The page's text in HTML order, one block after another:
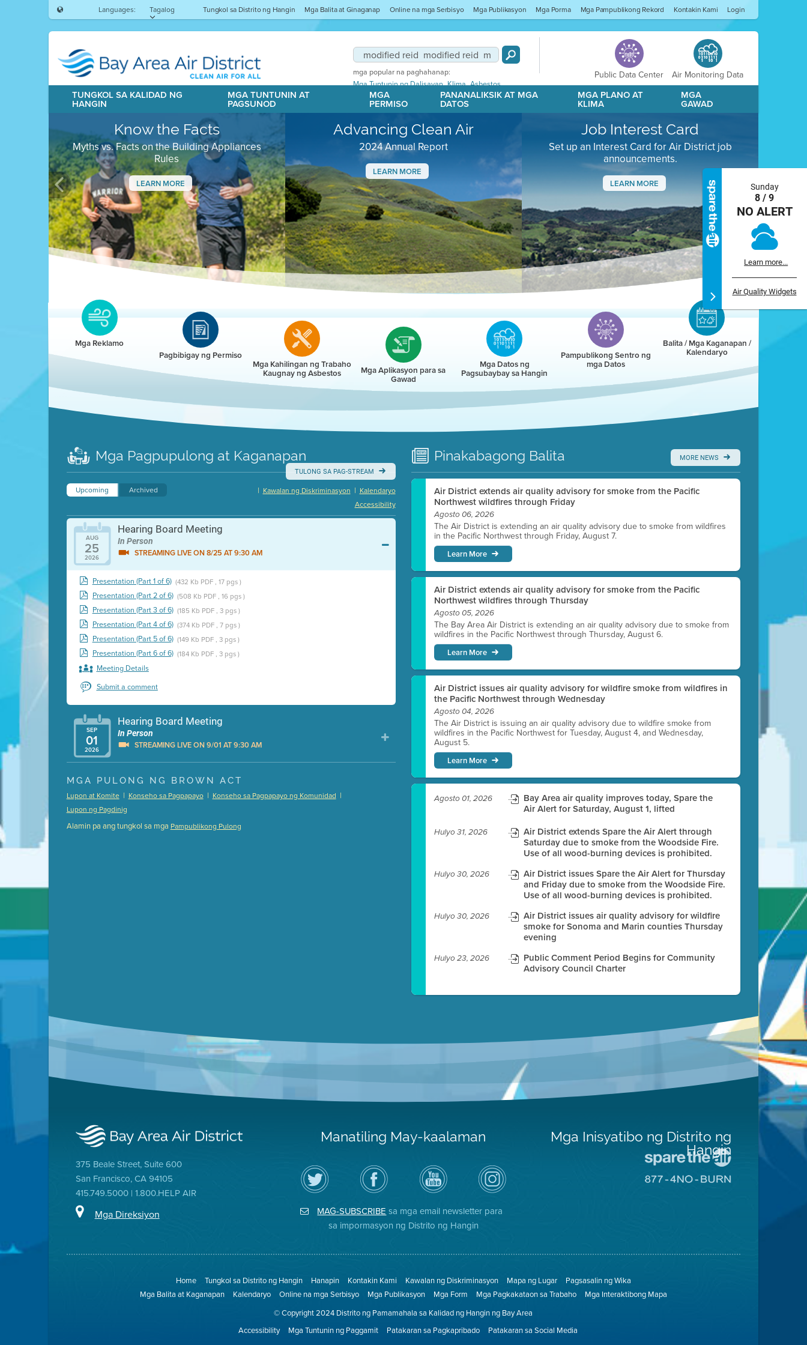
Languages: Tagalog Tungkol sa Distrito ng Hangin Mga Balita at Ginaganap Online na mga Serbisyo Mga Publikasyon Mga Porma Mga Pampublikong Rekord Kontakin Kami Login
mga popular na paghahanap:
Mga Tuntunin ng Dalisayan,Klima,Asbestos
Public Data Center Air Monitoring Data
TUNGKOL SA KALIDAD NG
HANGIN
MGA TUNTUNIN AT
PAGSUNOD
MGA
PERMISO
PANANALIKSIK AT MGA
DATOS
MGA PLANO AT
KLIMA
MGA
GAWAD
Know the Facts
Myths vs. Facts on the Building Appliances
Rules
LEARN MORE
Advancing Clean Air
2024 Annual Report
LEARN MORE
Job Interest Card
Set up an Interest Card for Air District job
announcements.
LEARN MORE
Clean HEET
Clean HEET helps homeowners remove and/or
replace wood-burning devices with electric
heat pumps.
LEARN MORE
Previous Next
Sunday
8 / 9
NO ALERT
Learn more...
Air Quality Widgets
Mga Reklamo
Pagbibigay ng Permiso
Mga Kahilingan ng Trabaho
Kaugnay ng Asbestos Mga Aplikasyon para sa
Gawad
Mga Datos ng
Pagsubaybay sa Hangin
Pampublikong Sentro ng
mga Datos
Balita / Mga Kaganapan /
Kalendaryo
Mga Pagpupulong at Kaganapan
TULONG SA PAG-STREAM
Upcoming Archived Kalendaryo
|
Kawalan ng Diskriminasyon
|
Accessibility
AUG
25
2026
Hearing Board Meeting
In Person
STREAMING LIVE ON 8/25 AT 9:30 AM
Presentation (Part 1 of 6) (432 Kb PDF , 17 pgs )
Presentation (Part 2 of 6) (508 Kb PDF , 16 pgs )
Presentation (Part 3 of 6) (185 Kb PDF , 3 pgs )
Presentation (Part 4 of 6) (374 Kb PDF , 7 pgs )
Presentation (Part 5 of 6) (149 Kb PDF , 3 pgs )
Presentation (Part 6 of 6) (184 Kb PDF , 3 pgs )
Meeting Details
Submit a comment
SEP
01
2026
Hearing Board Meeting
In Person
STREAMING LIVE ON 9/01 AT 9:30 AM
Presentation (Part 1 of 3) (5 Mb PDF , 87 pgs )
Presentation (Part 2 of 3) (121 Kb PDF , 2 pgs )
Presentation (Part 3 of 3)
Meeting Details
MGA PULONG NG BROWN ACT
Lupon at Komite | Konseho sa Pagpapayo | Konseho sa Pagpapayo ng Komunidad |
Lupon ng Pagdinig
Alamin pa ang tungkol sa mga Pampublikong Pulong
Pinakabagong Balita MORE NEWS
Air District extends air quality advisory for smoke from the Pacific
Northwest wildfires through Friday
Agosto 06, 2026
The Air District is extending an air quality advisory due to smoke from wildfires
in the Pacific Northwest through Friday, August 7.
Learn More
Air District extends air quality advisory for smoke from the Pacific
Northwest wildfires through Thursday
Agosto 05, 2026
The Bay Area Air District is extending an air quality advisory due to smoke from
wildfires in the Pacific Northwest through Thursday, August 6.
Learn More
Air District issues air quality advisory for wildfire smoke from wildfires in
the Pacific Northwest through Wednesday
Agosto 04, 2026
The Air District is issuing an air quality advisory due to wildfire smoke from
wildfires in the Pacific Northwest for Tuesday, August 4, and Wednesday,
August 5.
Learn More
Agosto 01, 2026
Bay Area air quality improves today, Spare the
Air Alert for Saturday, August 1, lifted
Hulyo 31, 2026
Air District extends Spare the Air Alert through
Saturday due to smoke from the Woodside Fire.
Use of all wood-burning devices is prohibited.
Hulyo 30, 2026
Air District issues Spare the Air Alert for Thursday
and Friday due to smoke from the Woodside Fire.
Use of all wood-burning devices is prohibited.
Hulyo 30, 2026
Air District issues air quality advisory for wildfire
smoke for Sonoma and Marin counties Thursday
evening
Hulyo 23, 2026
Public Comment Period Begins for Community
Advisory Council Charter
375 Beale Street, Suite 600
San Francisco, CA 94105
415.749.5000 | 1.800.HELP AIR
Mga Direksiyon
Manatiling May-kaalaman
I-
follow
ang
Air
sa
Bisitahin
ang
Page
sa
ng
Channel
sa
YouTube
ng
District
Air
District
on
Instagram
MAG-SUBSCRIBEsa mga email newsletter para
sa impormasyon ng Distrito ng Hangin
Mga Inisyatibo ng Distrito ng
Hangin
sa
Pagsunog
Home Tungkol sa Distrito ng Hangin Hanapin Kontakin Kami Kawalan ng Diskriminasyon Mapa ng Lugar
Pagsasalin ng Wika
Mga Balita at Kaganapan
Kalendaryo Online na mga Serbisyo Mga Publikasyon Mga Form Mga Pagkakataon sa Trabaho
Mga Interaktibong Mapa
© Copyright 2024 Distrito ng Pamamahala sa Kalidad ng Hangin ng Bay Area
Accessibility
Mga Tuntunin ng Paggamit Patakaran sa Pagkapribado Patakaran sa Social Media